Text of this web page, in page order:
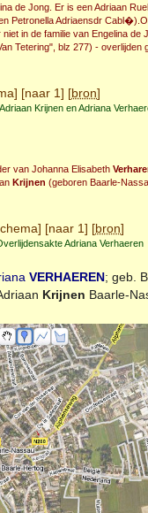
de Jong. Er is een Adriaan
Petronella Adriaensdr
in de familie van Engelina
Tetering", blz 277) - overlijden
] [naar 1] [bron]
Krijnen en Adriana
van Johanna Elisabeth
Krijnen (geboren Baarle-
] [naar 1] [bron]
Adriana Verhaeren
VERHAEREN; geb.
Krijnen Baarle-